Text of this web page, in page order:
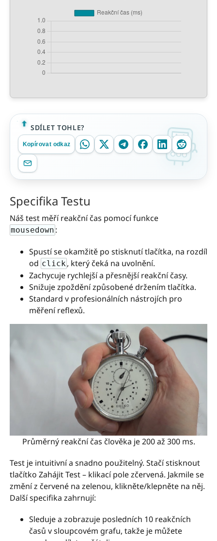
SDÍLET TOHLE?
Kopírovat odkaz
Specifika Testu
Náš test měří reakční čas pomocí funkce
mousedown :
Spustí se okamžitě po stisknutí tlačítka, na rozdíl
od click, který čeká na uvolnění.
Zachycuje rychlejší a přesnější reakční časy.
Snižuje zpoždění způsobené držením tlačítka.
Standard v profesionálních nástrojích pro
měření reflexů.
Průměrný reakční čas člověka je 200 až 300 ms.
Test je intuitivní a snadno použitelný. Stačí stisknout
tlačítko Zahájit Test – klikací pole zčervená. Jakmile se
změní z červené na zelenou, klikněte/klepněte na něj.
Další specifika zahrnují:
Sleduje a zobrazuje posledních 10 reakčních
časů v sloupcovém grafu, takže je můžete